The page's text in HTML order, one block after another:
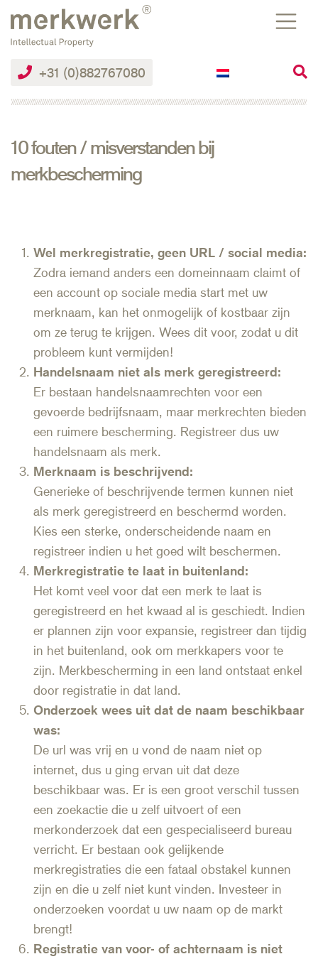
the
content
+31 (0)882767080
10 fouten / misverstanden bij
merkbescherming
Wel merkregistratie, geen URL / social media:
Zodra iemand anders een domeinnaam claimt of
een account op sociale media start met uw
merknaam, kan het onmogelijk of kostbaar zijn
om ze terug te krijgen. Wees dit voor, zodat u dit
probleem kunt vermijden!
Handelsnaam niet als merk geregistreerd:
Er bestaan handelsnaamrechten voor een
gevoerde bedrijfsnaam, maar merkrechten bieden
een ruimere bescherming. Registreer dus uw
handelsnaam als merk.
Merknaam is beschrijvend:
Generieke of beschrijvende termen kunnen niet
als merk geregistreerd en beschermd worden.
Kies een sterke, onderscheidende naam en
registreer indien u het goed wilt beschermen.
Merkregistratie te laat in buitenland:
Het komt veel voor dat een merk te laat is
geregistreerd en het kwaad al is geschiedt. Indien
er plannen zijn voor expansie, registreer dan tijdig
in het buitenland, ook om merkkapers voor te
zijn. Merkbescherming in een land ontstaat enkel
door registratie in dat land.
Onderzoek wees uit dat de naam beschikbaar
was:
De url was vrij en u vond de naam niet op
internet, dus u ging ervan uit dat deze
beschikbaar was. Er is een groot verschil tussen
een zoekactie die u zelf uitvoert of een
merkonderzoek dat een gespecialiseerd bureau
verricht. Er bestaan ook gelijkende
merkregistraties die een fataal obstakel kunnen
zijn en die u zelf niet kunt vinden. Investeer in
onderzoeken voordat u uw naam op de markt
brengt!
Registratie van voor- of achternaam is niet